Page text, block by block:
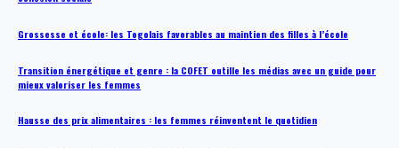
Grossesse et école: les Togolais favorables au maintien des filles à l’école
Transition énergétique et genre : la COFET outille les médias avec un guide pour
mieux valoriser les femmes
Hausse des prix alimentaires : les femmes réinventent le quotidien